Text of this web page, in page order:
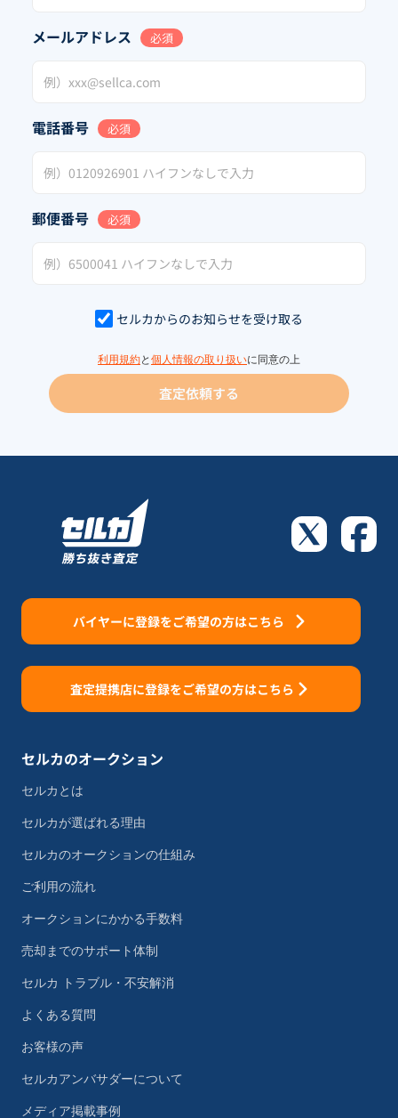
メールアドレス 必須
電話番号 必須
郵便番号 必須
セルカからのお知らせを受け取る
利用規約と 個人情報の取り扱いに同意の上
査定依頼する
バイヤーに登録をご希望の方はこちら
査定提携店に登録をご希望の方はこちら
セルカのオークション
セルカとは
セルカが選ばれる理由
セルカのオークションの仕組み
ご利用の流れ
オークションにかかる手数料
売却までのサポート体制
セルカ トラブル・不安解消
よくある質問
お客様の声
セルカアンバサダーについて
メディア掲載事例